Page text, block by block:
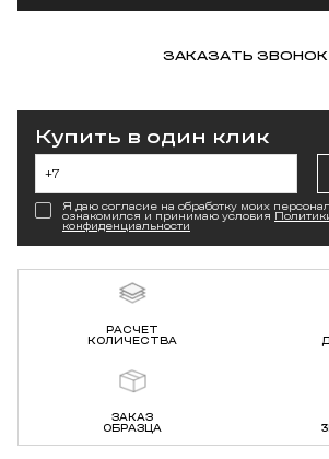
ЗАКАЗАТЬ ЗВОНОК
Купить в один клик
Я даю согласие на обработку моих
ознакомился и принимаю условия
конфиденциальности
РАСЧЕТ
КОЛИЧЕСТВА
ЗАКАЗ
ОБРАЗЦА